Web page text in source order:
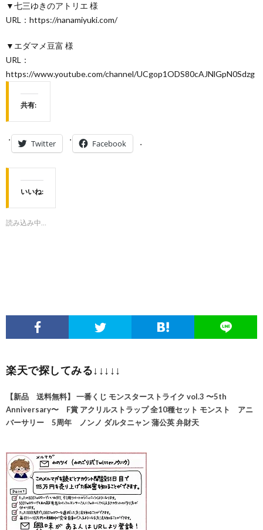
▼七三ゆきのアトリエ 様
URL：https://nanamiyuki.com/
▼エダマメ豆富 様
URL：
https://www.youtube.com/channel/UCgop1ODS80cAJNlGpN0Sdzg
共有:
Twitter Facebook
いいね:
読み込み中…
楽天で探してみる↓↓↓↓↓
【新品 送料無料】 一番くじ モンスターストライク vol.3 〜5th
Anniversary〜 F賞 アクリルストラップ 全10種セット モンスト アニ
バーサリー 5周年 ノンノ ダルタニャン 蒲公英 弁財天